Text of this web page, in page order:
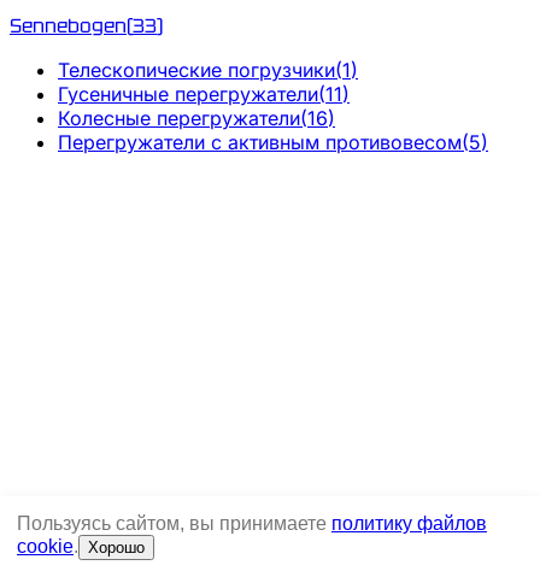
Sennebogen(33)
Телескопические погрузчики(1)
Гусеничные перегружатели(11)
Колесные перегружатели(16)
Перегружатели с активным противовесом(5)
Пользуясь сайтом, вы принимаете политику файлов
cookie. Хорошо